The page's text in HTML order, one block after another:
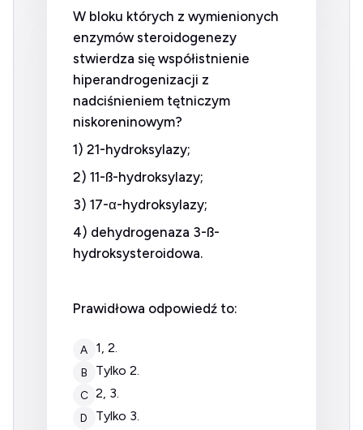
W bloku których z wymienionych
enzymów steroidogenezy
stwierdza się współistnienie
hiperandrogenizacji z
nadciśnieniem tętniczym
niskoreninowym?
1) 21-hydroksylazy;
2) 11-ß-hydroksylazy;
3) 17-α-hydroksylazy;
4) dehydrogenaza 3-ß-
hydroksysteroidowa.
Prawidłowa odpowiedź to:
A 1, 2.
B tylko 2.
C 2, 3.
D tylko 3.